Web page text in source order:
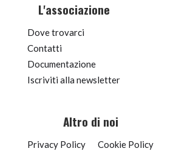
L'associazione
Dove trovarci
Contatti
Documentazione
Iscriviti alla newsletter
Altro di noi
Privacy Policy Cookie Policy